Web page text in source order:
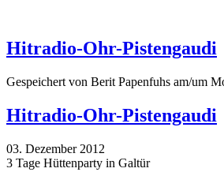
Hitradio-Ohr-Pistengaudi
Gespeichert von Berit Papenfuhs am/um
Hitradio-Ohr-Pistengaudi
03. Dezember 2012
3 Tage Hüttenparty in Galtür